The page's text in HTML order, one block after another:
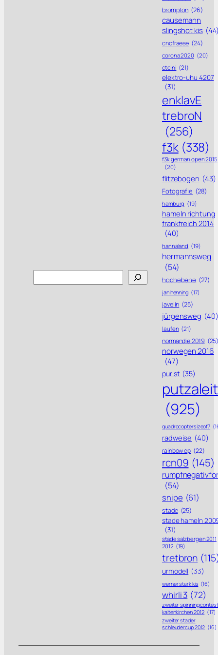
brompton (26)
causemann
slingshot kis
cncfraese (24)
corona 2020 (20)
ctcini (21)
elektro-uhu 4207
(31)
enklavE
trebroN
(256)
f3k (338)
f3k german open 2015
(20)
flitzebogen (43)
Fotografie (28)
hamburg (19)
hameln richtung
frankfreich 2014
(40)
hannaland (19)
hermannsweg
(54)
hochebene (27)
jan henning (17)
javelin (25)
jürgensweg (40)
laufen (21)
normandie 2019
norwegen 2016
(47)
purist (35)
putzaleit
(925)
quadrocoptersizeof7
radweise (40)
rainbow ep (22)
rcn09 (145)
(54)
snipe (61)
stade (25)
stade hameln
(31)
stade salzbergen 2011
2012 (19)
tretbron
urmodell (33)
werner stark kis (16)
whirli 3 (72)
zweiter spinning contest
kaltenkirchen 2012 (17)
zweiter stader
schleudercup 2012 (16)